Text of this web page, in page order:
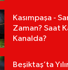
Kasımpaşa -
Zaman? Saat
Kanalda?
Beşiktaş’ta